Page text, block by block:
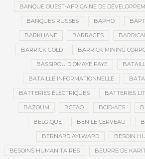
BANQUE OUEST-AFRICAINE DE
BANQUES RUSSES BAPHO
BARKHANE BARRAGES
BARRICK GOLD BARRICK MINING
BASSIROU DIOMAYE FAYE
BATAILLE INFORMATIONNELLE
BATTERIES ÉLECTRIQUES BATTERIES
BAZOUM BCEAO BCID-AES
BELGIQUE BEN LE CERVEAU
BERNARD AYLWARD BESOIN
BESOINS HUMANITAIRES BEURRE DE